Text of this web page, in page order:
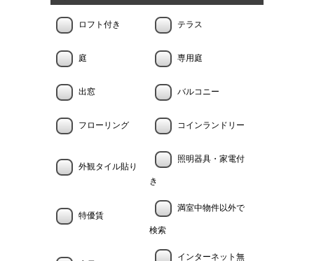
ロフト付き テラス
庭 専用庭
出窓 バルコニー
フローリング コインランドリー
外観タイル貼り
照明器具・家電付
き
特優賃
満室中物件以外で
検索
インターネット無